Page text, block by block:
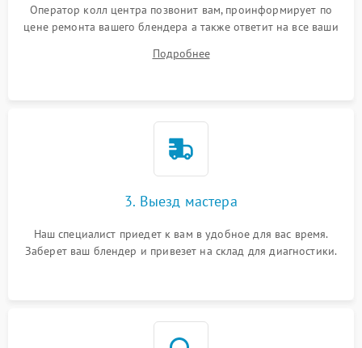
Оператор колл центра позвонит вам, проинформирует по
цене ремонта вашего блендера а также ответит на все ваши
Подробнее
3. Выезд мастера
Наш специалист приедет к вам в удобное для вас время.
Заберет ваш блендер и привезет на склад для диагностики.